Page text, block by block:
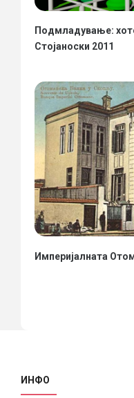
Подмладување:
Стојаноски 2011
Империјалната
ИНФО